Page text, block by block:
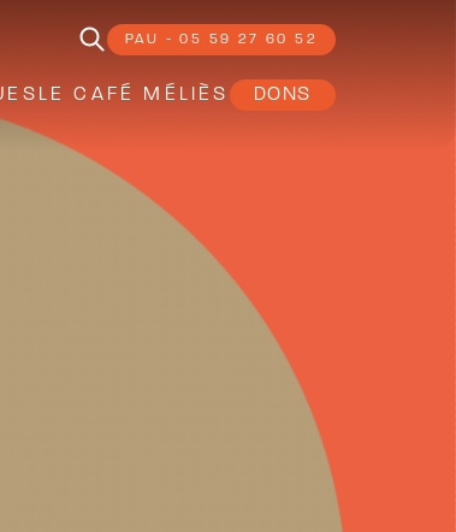
PAU - 05 59 27 60 52
LE CAFÉ MÉLIÈS DONS